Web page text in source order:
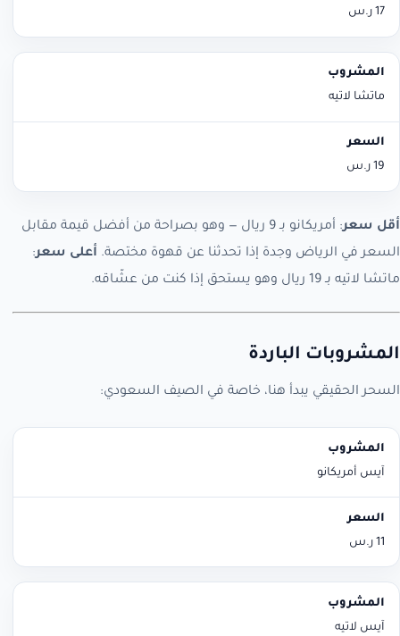
17 ر.س
ماتشا لاتيه
19 ر.س
أقل سعر
: أمريكانو بـ 9 ريال — وهو بصراحة من أفضل قيمة مقابل
السعر في الرياض وجدة إذا تحدثنا عن قهوة مختصة. أعلى سعر:
ماتشا لاتيه بـ 19 ريال وهو يستحق إذا كنت من عشّاقه.
المشروبات الباردة
السحر الحقيقي يبدأ هنا، خاصة في الصيف السعودي:
المشروب
آيس أمريكانو
11 ر.س
آيس لاتيه